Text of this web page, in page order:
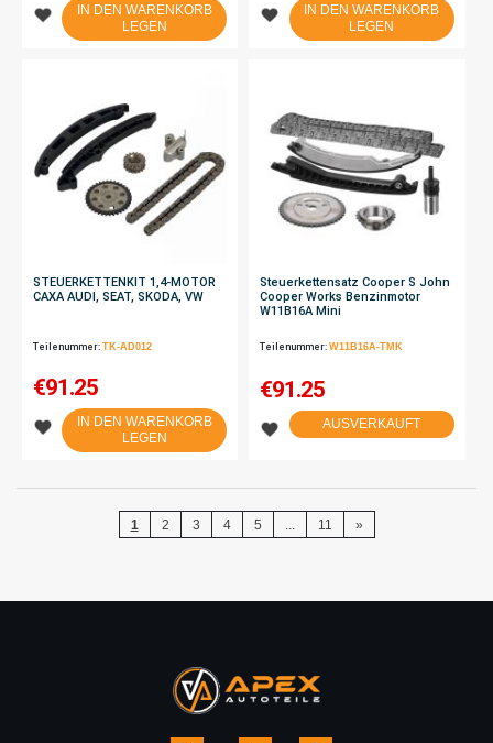
IN DEN WARENKORB
LEGEN
IN DEN WARENKORB
LEGEN
STEUERKETTENKIT 1,4-MOTOR
CAXA AUDI, SEAT, SKODA, VW
Teilenummer: TK-AD012
€91.25
IN DEN WARENKORB
LEGEN
Steuerkettensatz Cooper S John
Cooper Works Benzinmotor
W11B16A Mini
Teilenummer:W11B16A-TMK
€91.25
AUSVERKAUFT
1 2 3 4 5 ... 11 »